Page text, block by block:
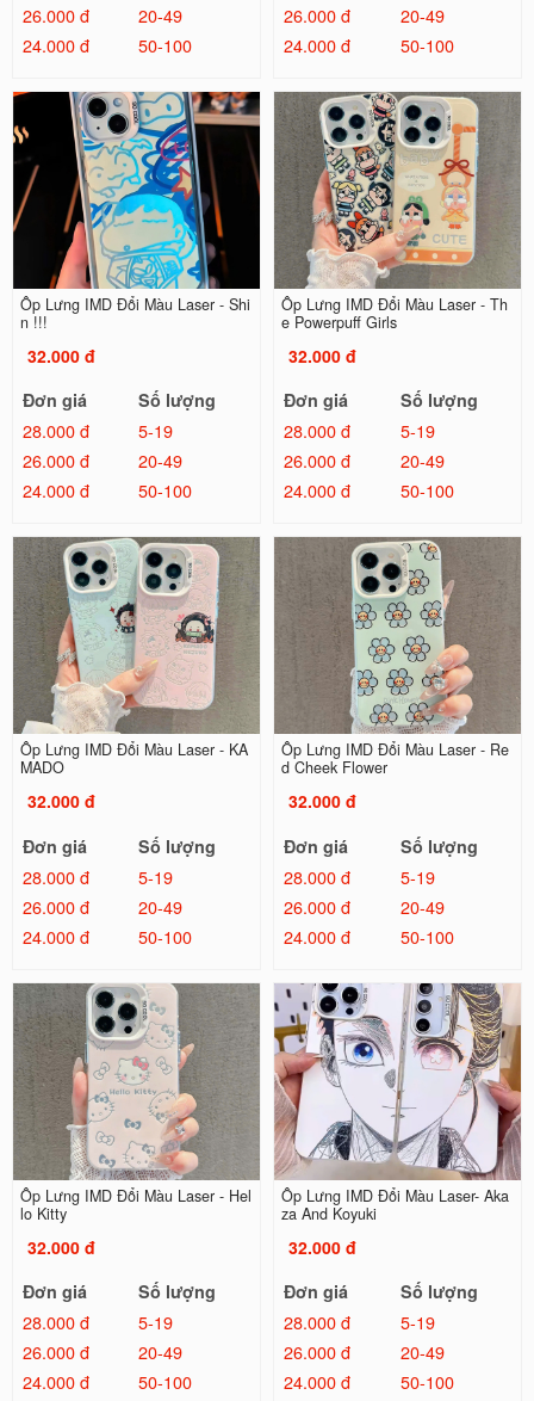
26.000 đ
20-49
24.000 đ
50-100
26.000 đ
20-49
24.000 đ
50-100
Ốp Lưng IMD Đổi Màu Laser - Shi
n !!!
32.000 đ
Đơn giá
Số lượng
28.000 đ
5-19
26.000 đ
20-49
24.000 đ
50-100
Ốp Lưng IMD Đổi Màu Laser - Th
e Powerpuff Girls
32.000 đ
Đơn giá
Số lượng
28.000 đ
5-19
26.000 đ
20-49
24.000 đ
50-100
Ốp Lưng IMD Đổi Màu Laser - KA
MADO
32.000 đ
Đơn giá
Số lượng
28.000 đ
5-19
26.000 đ
20-49
24.000 đ
50-100
Ốp Lưng IMD Đổi Màu Laser - Re
d Cheek Flower
32.000 đ
Đơn giá
Số lượng
28.000 đ
5-19
26.000 đ
20-49
24.000 đ
50-100
Ốp Lưng IMD Đổi Màu Laser - Hel
lo Kitty
32.000 đ
Đơn giá
Số lượng
28.000 đ
5-19
26.000 đ
20-49
24.000 đ
50-100
Ốp Lưng IMD Đổi Màu Laser- Aka
za And Koyuki
32.000 đ
Đơn giá
Số lượng
28.000 đ
5-19
26.000 đ
20-49
24.000 đ
50-100